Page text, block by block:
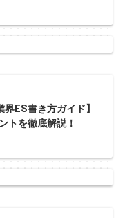
界ES書き方ガイド】
トを徹底解説！